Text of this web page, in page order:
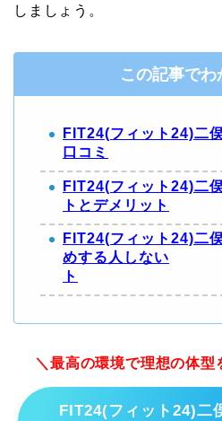
しましょう。
この記事でわ
FIT24(フィット24)二
口コミ
FIT24(フィット24)二
トとデメリット
FIT24(フィット24)二
めする人しない
ト
＼最高の環境で理想の体型
FIT24(フィット24)二